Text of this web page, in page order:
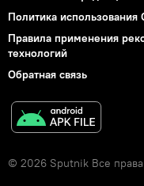
Политика использования
Правила применения
технологий
Обратная связь
© 2026 Sputnik Все